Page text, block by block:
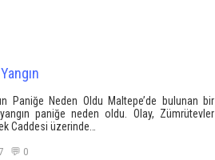
Paniğe Neden Oldu Maltepe’de bulunan bir
paniğe neden oldu. Olay, Zümrütevler
Caddesi üzerinde…
💬 0